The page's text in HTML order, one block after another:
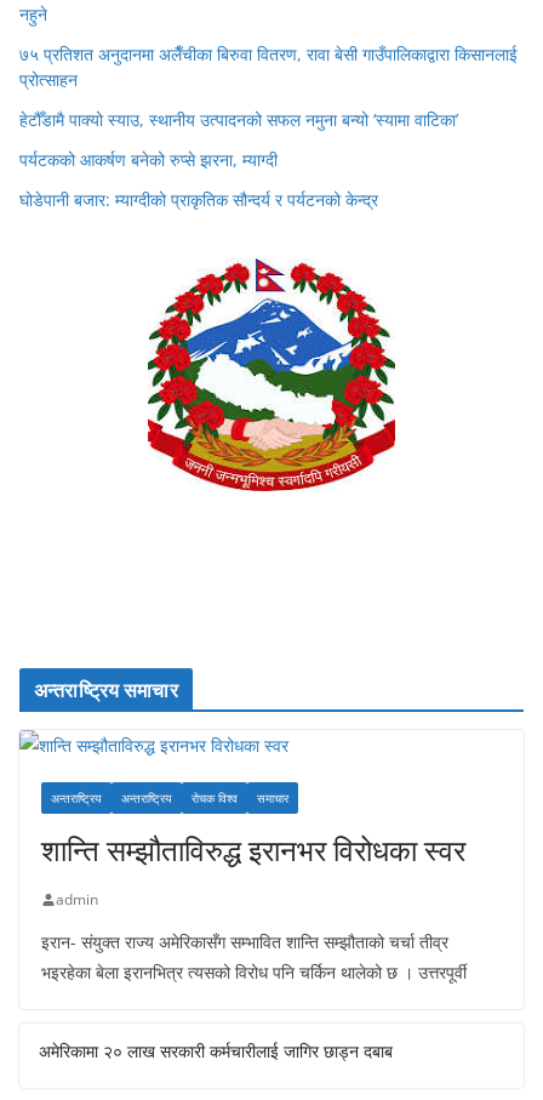
नहुने
७५ प्रतिशत अनुदानमा अलैँचीका बिरुवा वितरण, रावा बेसी गाउँपालिकाद्वारा किसानलाई
प्रोत्साहन
हेटौँडामै पाक्यो स्याउ, स्थानीय उत्पादनको सफल नमुना बन्यो ‘स्यामा वाटिका’
पर्यटकको आकर्षण बनेको रुप्से झरना, म्याग्दी
घोडेपानी बजार: म्याग्दीको प्राकृतिक सौन्दर्य र पर्यटनको केन्द्र
अन्तराष्ट्रिय समाचार
अन्तराष्ट्रिय अन्तराष्ट्रिय रोचक विश्व समाचार
शान्ति सम्झौताविरुद्ध इरानभर विरोधका स्वर
admin
इरान- संयुक्त राज्य अमेरिकासँग सम्भावित शान्ति सम्झौताको चर्चा तीव्र
भइरहेका बेला इरानभित्र त्यसको विरोध पनि चर्किन थालेको छ । उत्तरपूर्वी
अमेरिकामा २० लाख सरकारी कर्मचारीलाई जागिर छाड्न दबाब